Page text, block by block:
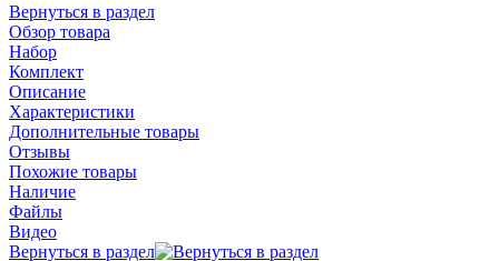
Вернуться в раздел
Обзор товара
Набор
Комплект
Описание
Характеристики
Дополнительные товары
Отзывы
Похожие товары
Наличие
Файлы
Видео
Вернуться в раздел